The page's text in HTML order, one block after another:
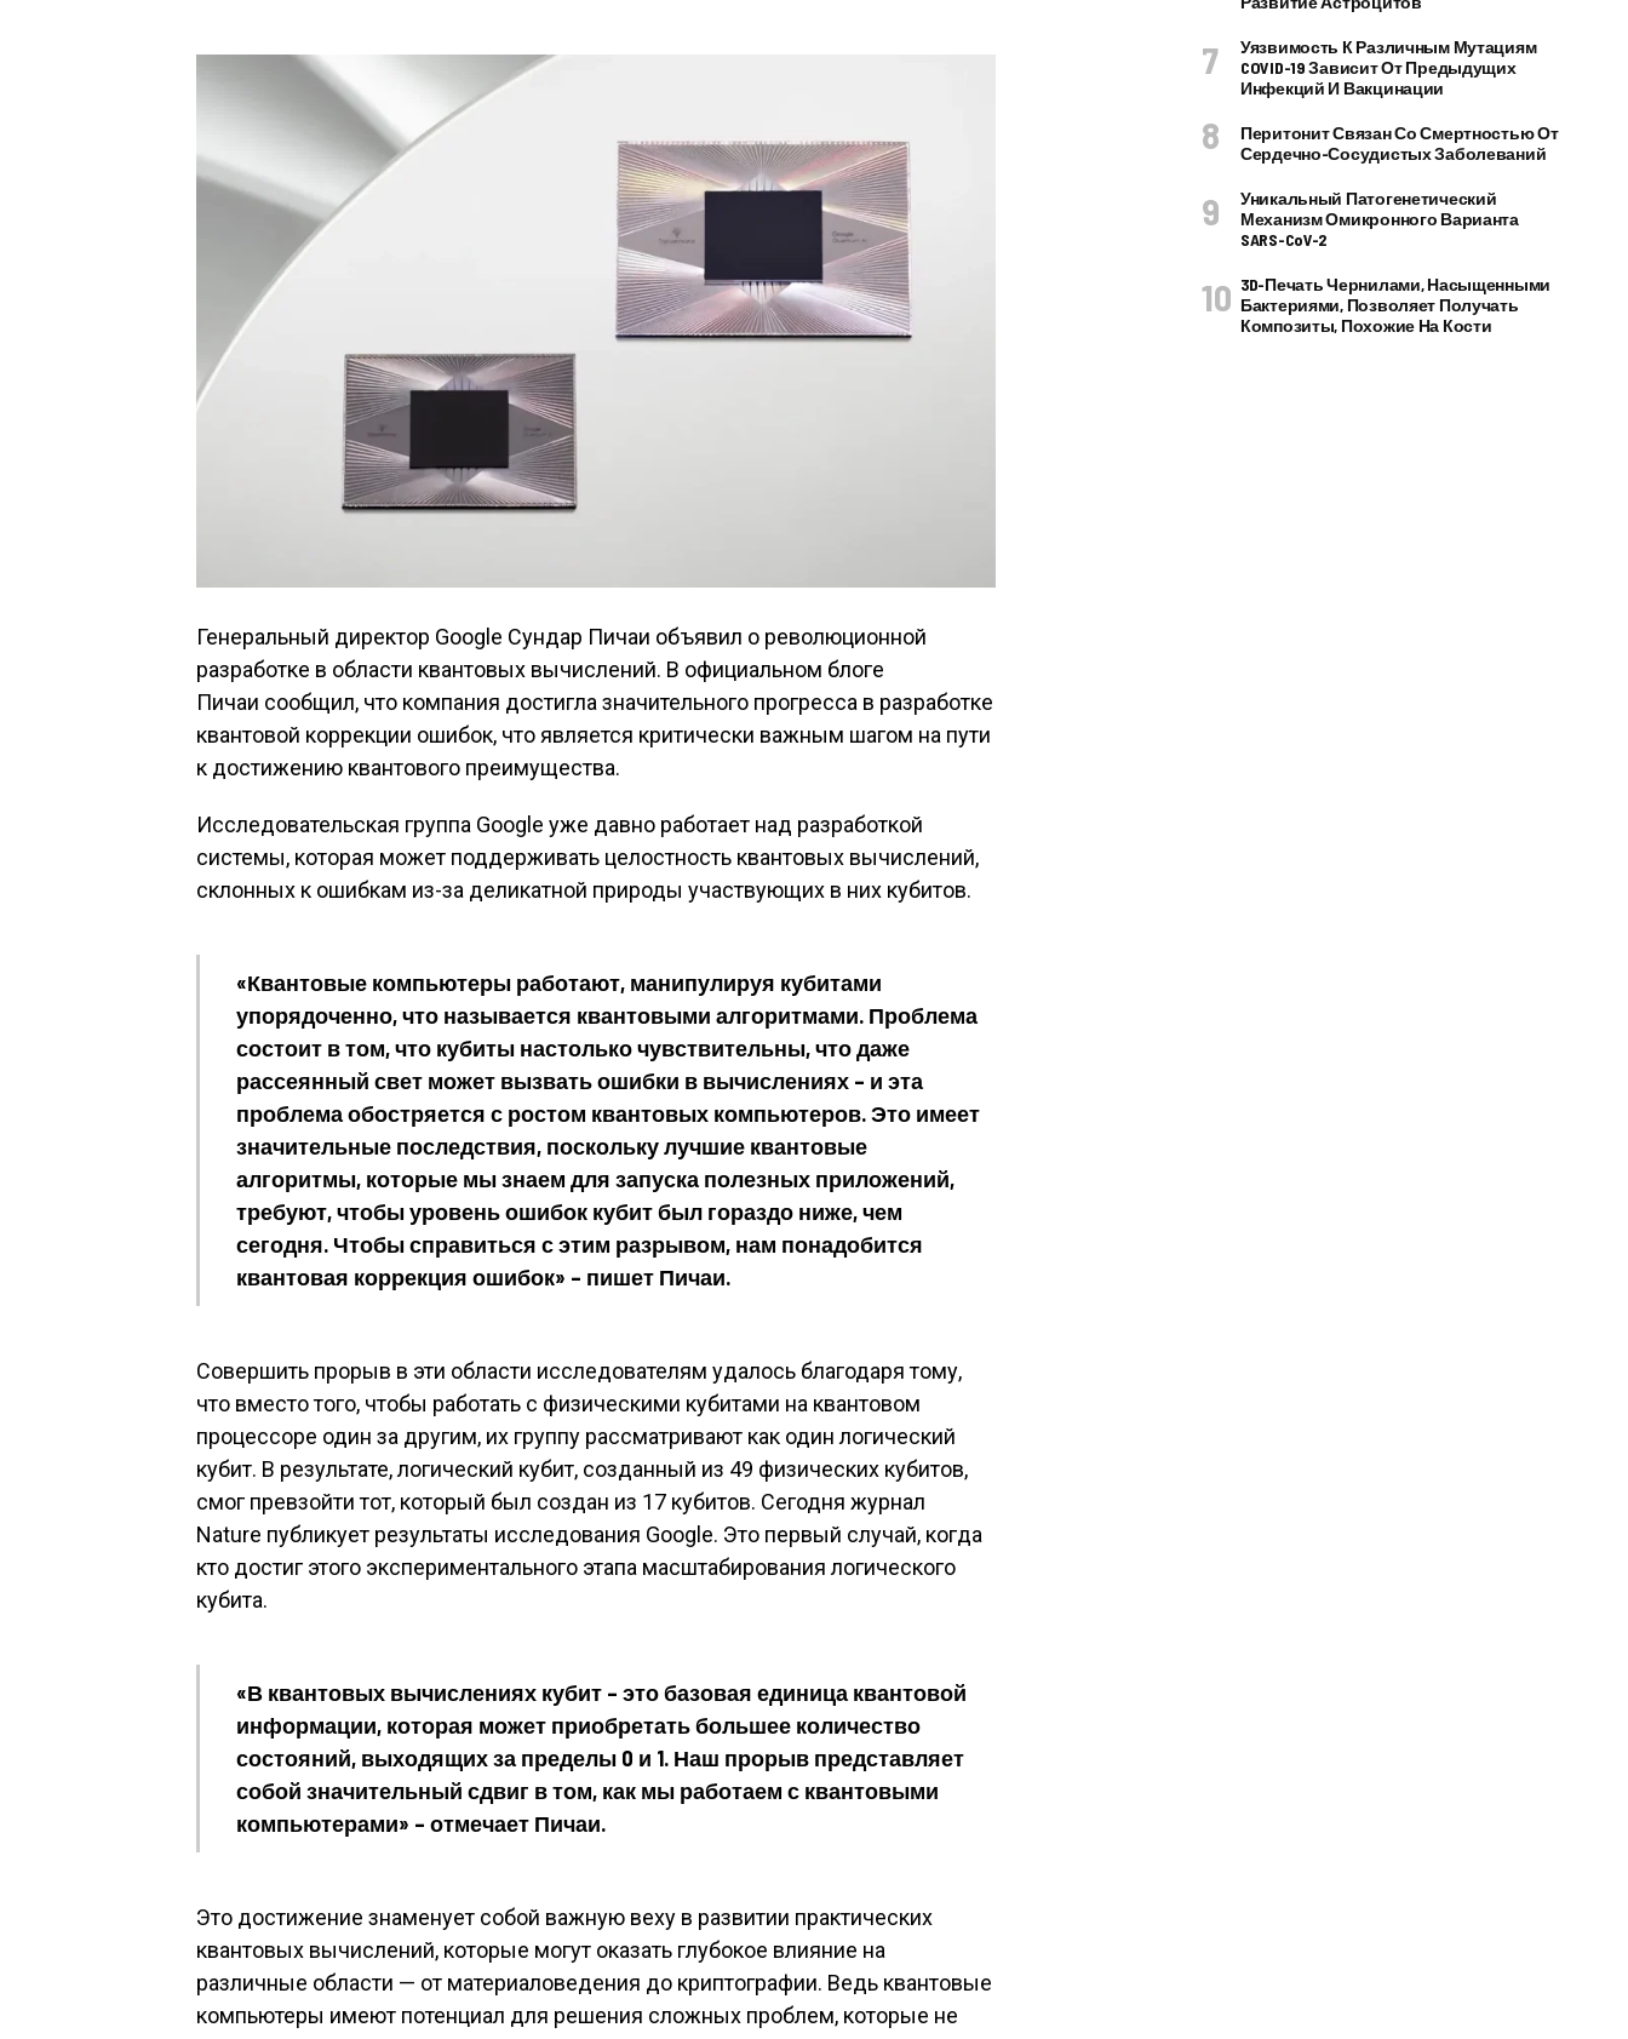
Генеральный директор Google Сундар Пичаи объявил о революционной
разработке в области квантовых вычислений. В официальном блоге
Пичаи сообщил, что компания достигла значительного прогресса в разработке
квантовой коррекции ошибок, что является критически важным шагом на пути
к достижению квантового преимущества.
Исследовательская группа Google уже давно работает над разработкой
системы, которая может поддерживать целостность квантовых вычислений,
склонных к ошибкам из-за деликатной природы участвующих в них кубитов.
«Квантовые компьютеры работают, манипулируя кубитами
упорядоченно, что называется квантовыми алгоритмами. Проблема
состоит в том, что кубиты настолько чувствительны, что даже
рассеянный свет может вызвать ошибки в вычислениях – и эта
проблема обостряется с ростом квантовых компьютеров. Это имеет
значительные последствия, поскольку лучшие квантовые
алгоритмы, которые мы знаем для запуска полезных приложений,
требуют, чтобы уровень ошибок кубит был гораздо ниже, чем
сегодня. Чтобы справиться с этим разрывом, нам понадобится
квантовая коррекция ошибок» – пишет Пичаи.
Совершить прорыв в эти области исследователям удалось благодаря тому,
что вместо того, чтобы работать с физическими кубитами на квантовом
процессоре один за другим, их группу рассматривают как один логический
кубит. В результате, логический кубит, созданный из 49 физических кубитов,
смог превзойти тот, который был создан из 17 кубитов. Сегодня журнал
Nature публикует результаты исследования Google. Это первый случай, когда
кто достиг этого экспериментального этапа масштабирования логического
кубита.
«В квантовых вычислениях кубит – это базовая единица квантовой
информации, которая может приобретать большее количество
состояний, выходящих за пределы 0 и 1. Наш прорыв представляет
собой значительный сдвиг в том, как мы работаем с квантовыми
компьютерами» – отмечает Пичаи.
Это достижение знаменует собой важную веху в развитии практических
квантовых вычислений, которые могут оказать глубокое влияние на
различные области — от материаловедения до криптографии. Ведь квантовые
компьютеры имеют потенциал для решения сложных проблем, которые не
Уязвимость К Различным Мутациям
COVID-19 Зависит От Предыдущих
Инфекций И Вакцинации
Перитонит Связан Со Смертностью От
Сердечно-Сосудистых Заболеваний
Уникальный Патогенетический
Механизм Омикронного Варианта
SARS-CoV-2
3D-Печать Чернилами, Насыщенными
Бактериями, Позволяет Получать
Композиты, Похожие На Кости